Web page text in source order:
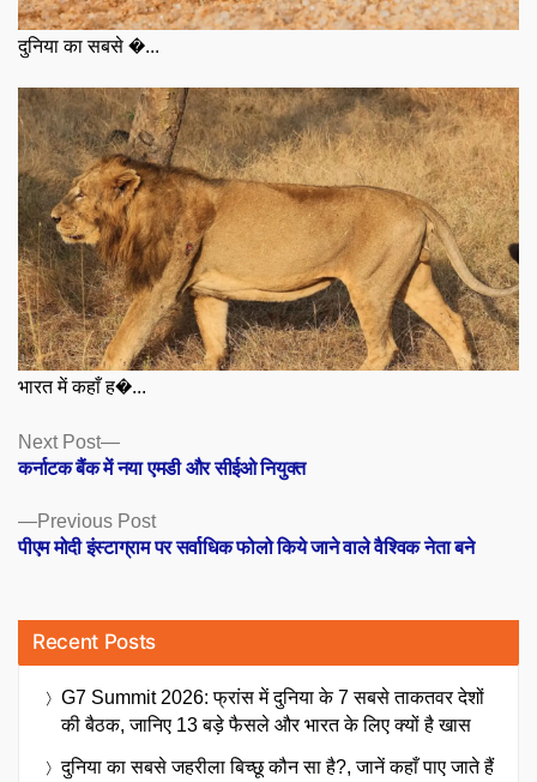
दुनिया का सबसे �...
भारत में कहाँ ह�...
Posts
navigation
Previous PostPrevious
post:
पीएम मोदी इंस्टाग्राम पर सर्वाधिक फोलो किये जाने वाले वैश्विक नेता बने
Next Post
Next
post:
कर्नाटक बैंक में नया एमडी और सीईओ नियुक्त
Recent Posts
G7 Summit 2026: फ्रांस में दुनिया के 7 सबसे ताकतवर देशों
की बैठक, जानिए 13 बड़े फैसले और भारत के लिए क्यों है खास
दुनिया का सबसे जहरीला बिच्छू कौन सा है?, जानें कहाँ पाए जाते हैं